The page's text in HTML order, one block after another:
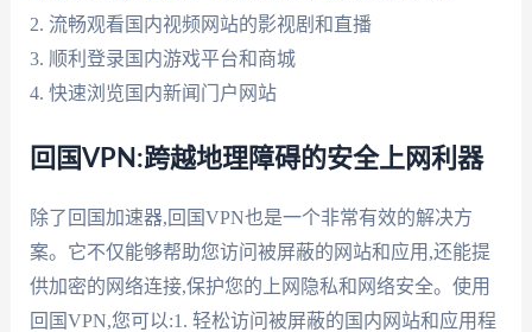
2. 流畅观看国内视频网站的影视剧和直播
3. 顺利登录国内游戏平台和商城
4. 快速浏览国内新闻门户网站
回国VPN:跨越地理障碍的安全上网利器
除了回国加速器,回国VPN也是一个非常有效的解决方
案。它不仅能够帮助您访问被屏蔽的网站和应用,还能提
供加密的网络连接,保护您的上网隐私和网络安全。使用
回国VPN,您可以:1. 轻松访问被屏蔽的国内网站和应用程